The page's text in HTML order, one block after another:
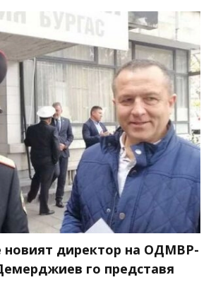
новият директор на ОДМВР-
го представя